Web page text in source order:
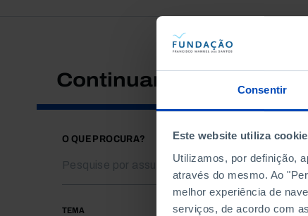
Consentir
Este website utiliza
Utilizamos, por definição,
através do mesmo. Ao
melhor experiência de
serviços, de acordo com
Continuar a pesquisar
O QUE PROCURA?
TEMA